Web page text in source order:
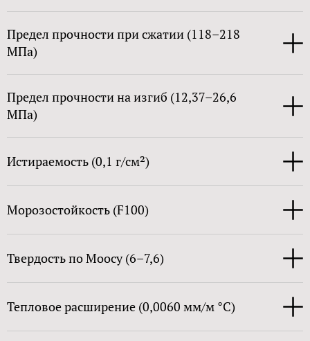
Предел прочности при сжатии (118–218
МПа)
Предел прочности на изгиб (12,37–26,6
МПа)
Истираемость (0,1 г/см²)
Морозостойкость (F100)
Твердость по Моосу (6–7,6)
Тепловое расширение (0,0060 мм/м °C)